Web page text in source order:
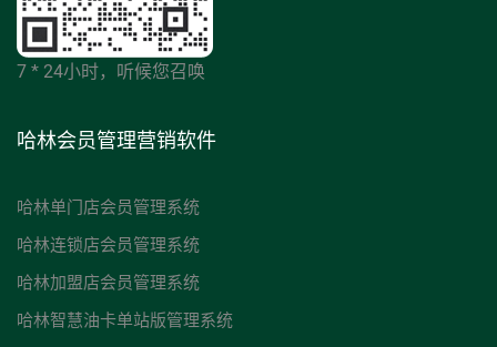
7 * 24小时，听候您召唤
哈林会员管理营销软件
哈林单门店会员管理系统
哈林连锁店会员管理系统
哈林加盟店会员管理系统
哈林智慧油卡单站版管理系统